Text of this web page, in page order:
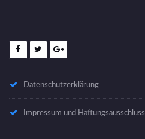
Datenschutzerklärung
Impressum und Haftungsausschluss